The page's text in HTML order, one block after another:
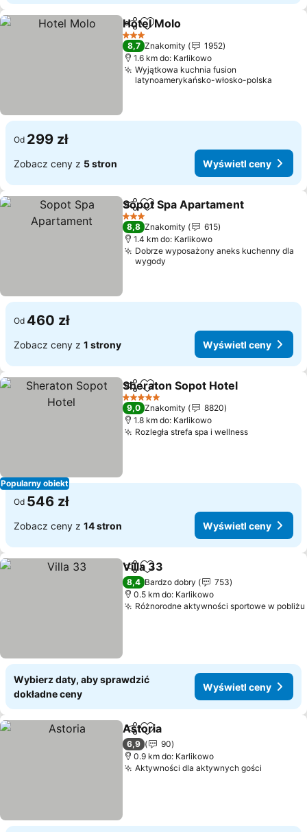
Udostępnij
Dodaj do ulubionych
Hotel Molo
3 Kategoria
8,7 Znakomity
1952
1.6 km do: Karlikowo
Wyjątkowa kuchnia fusion
latynoamerykańsko-włosko-polska
Od 299 zł
Zobacz ceny z 5 stron Wyświetl ceny
Udostępnij
Dodaj do ulubionych
Sopot Spa Apartament
3 Kategoria
8,8 Znakomity
615
1.4 km do: Karlikowo
Dobrze wyposażony aneks kuchenny dla
wygody
Od 460 zł
Zobacz ceny z 1 strony Wyświetl ceny
Popularny obiekt
UdostępnijDodaj do ulubionych
Sheraton Sopot Hotel
5 Kategoria
9,0 Znakomity
8820
1.8 km do: Karlikowo
Rozległa strefa spa i wellness
Od 546 zł
Zobacz ceny z 14 stron Wyświetl ceny
UdostępnijDodaj do ulubionych
Villa 33
8,4 Bardzo dobry
753
0.5 km do: Karlikowo
Różnorodne aktywności sportowe w pobliżu
Wybierz daty, aby sprawdzić
dokładne ceny
Wyświetl ceny
UdostępnijDodaj do ulubionych
Astoria
6,9
90
0.9 km do: Karlikowo
Aktywności dla aktywnych gości